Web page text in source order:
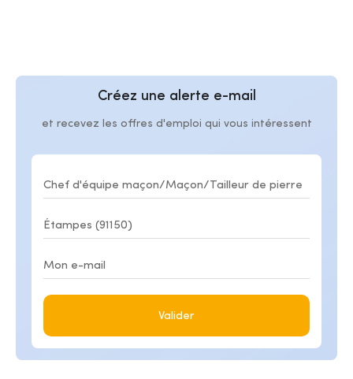
Créez une alerte e-mail
et recevez les offres d'emploi qui vous intéressent
Valider